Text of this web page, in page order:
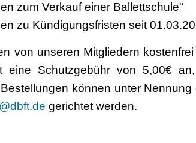
zum Verkauf einer Ballettschule"
zu Kündigungsfristen seit
von unseren Mitgliedern
eine Schutzgebühr von 5,00€
können unter
gerichtet werden.